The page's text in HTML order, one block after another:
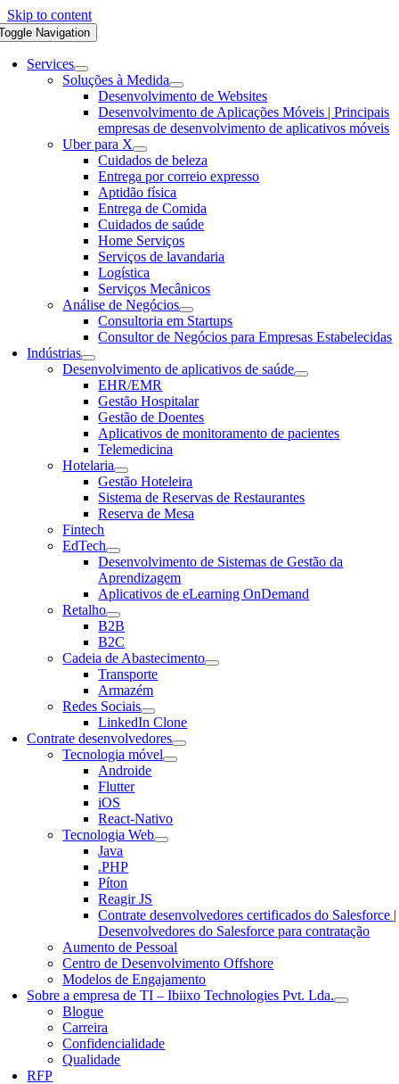
Skip to content
Navigation
Services
Soluções à Medida
Desenvolvimento de Websites
Desenvolvimento de Aplicações Móveis | Principais
empresas de desenvolvimento de aplicativos móveis
Uber para X
Cuidados de beleza
Entrega por correio expresso
Aptidão física
Entrega de Comida
Cuidados de saúde
Home Serviços
Serviços de lavandaria
Logística
Serviços Mecânicos
Análise de Negócios
Consultoria em Startups
Consultor de Negócios para Empresas Estabelecidas
Indústrias
Desenvolvimento de aplicativos de saúde
EHR/EMR
Gestão Hospitalar
Gestão de Doentes
Aplicativos de monitoramento de pacientes
Telemedicina
Hotelaria
Gestão Hoteleira
Sistema de Reservas de Restaurantes
Reserva de Mesa
Fintech
EdTech
Desenvolvimento de Sistemas de Gestão da
Aprendizagem
Aplicativos de eLearning OnDemand
Retalho
B2B
B2C
Cadeia de Abastecimento
Transporte
Armazém
Redes Sociais
LinkedIn Clone
Contrate desenvolvedores
Tecnologia móvel
Androide
Flutter
iOS
React-Nativo
Tecnologia Web
Java
.PHP
Píton
Reagir JS
Contrate desenvolvedores certificados do Salesforce |
Desenvolvedores do Salesforce para contratação
Aumento de Pessoal
Centro de Desenvolvimento Offshore
Modelos de Engajamento
Sobre a empresa de TI – Ibiixo Technologies Pvt. Lda.
Blogue
Carreira
Confidencialidade
Qualidade
RFP